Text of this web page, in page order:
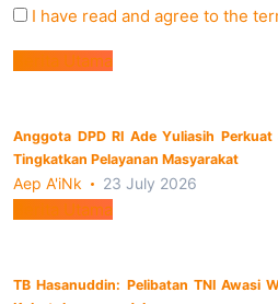
I have read and agree to the
Berita Utama
Anggota DPD RI Ade Yuliasih
Tingkatkan Pelayanan Masyarakat
Aep A'iNk 23 July 2026
Berita Utama
TB Hasanuddin: Pelibatan TNI Awasi